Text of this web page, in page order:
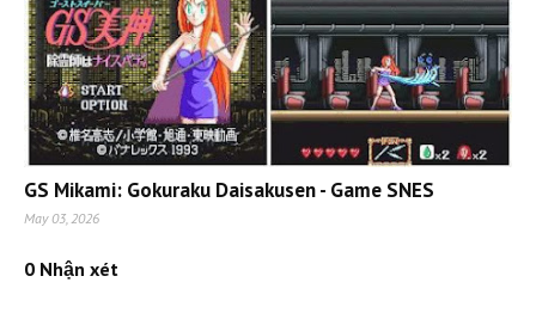
GS Mikami: Gokuraku Daisakusen - Game SNES
May 03, 2026
0 Nhận xét